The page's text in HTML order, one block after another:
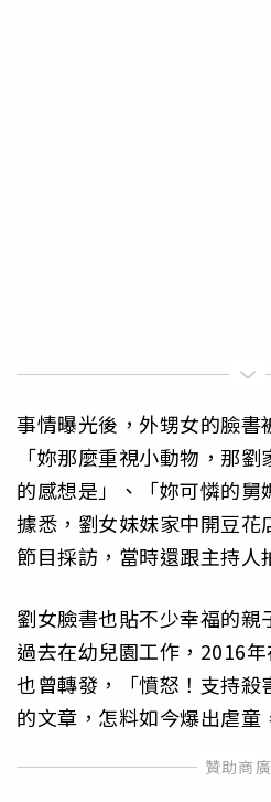
事情曝光後，外甥女的臉書
「妳那麼重視小動物，那
的感想是」、「妳可憐的舅
據悉，劉女妹妹家中開豆花
節目採訪，當時還跟主持人
劉女臉書也貼不少幸福的
過去在幼兒園工作，2016
也曾轉發，「憤怒！支持殺
的文章，怎料如今爆出虐童